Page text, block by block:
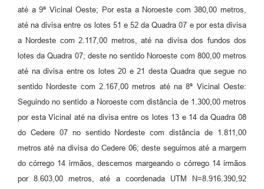
até a 9ª Vicinal Oeste; Por esta a Noroeste com 380,00 metros,
até na divisa entre os lotes 51 e 52 da Quadra 07 e por esta divisa
a Nordeste com 2.117,00 metros, até na divisa dos fundos dos
lotes da Quadra 07; deste no sentido Noroeste com 800,00 metros
até na divisa entre os lotes 20 e 21 desta Quadra que segue no
sentido Nordeste com 2.167,00 metros até na 8ª Vicinal Oeste:
Seguindo no sentido a Noroeste com distância de 1.300,00 metros
por esta Vicinal até na divisa entre os lotes 13 e 14 da Quadra 08
do Cedere 07 no sentido Nordeste com distância de 1.811,00
metros até na divisa do Cedere 06; deste seguimos até a margem
do córrego 14 irmãos, descemos margeando o córrego 14 irmãos
por 8.603,00 metros, até a coordenada UTM N=8.916.390,92